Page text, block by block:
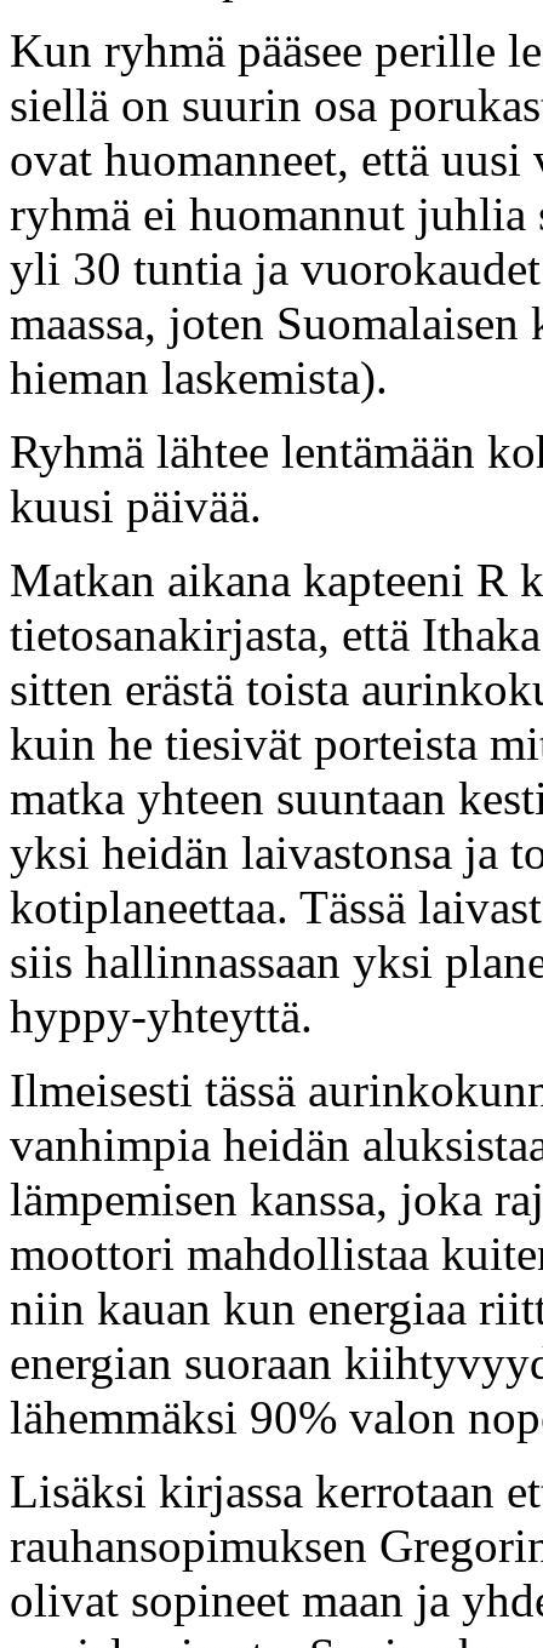
Kun ryhmä pääsee perille
siellä on suurin osa
ovat huomanneet, että
ryhmä ei huomannut
yli 30 tuntia ja
maassa, joten
hieman laskemista).
Ryhmä lähtee lentämään
kuusi päivää.
Matkan aikana kapteeni R
tietosanakirjasta, että
sitten erästä toista
kuin he tiesivät porteista
matka yhteen suuntaan
yksi heidän laivastonsa ja
kotiplaneettaa. Tässä
siis hallinnassaan yksi
hyppy-yhteyttä.
Ilmeisesti tässä
vanhimpia heidän
lämpemisen kanssa, joka
moottori mahdollistaa
niin kauan kun energiaa
energian suoraan
lähemmäksi 90% valon
Lisäksi kirjassa kerrotaan
rauhansopimuksen
olivat sopineet maan ja